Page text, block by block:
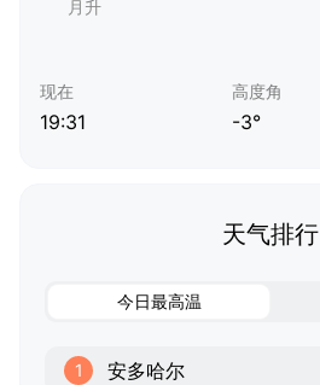
现在
19:31
高度角
-3°
天气排行
今日最高温
1 安多哈尔